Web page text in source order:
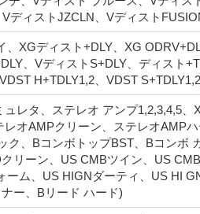
ディストJZCLN、Vディスト
XGディスト+DLY、XG
、VディストS+DLY、ディスト
H+TDLY1,2、VDST
レタ、ステレオ アンプ1,2,3,4,5
オAMPクリーン、ステレオAMP
ク、BコンボトップBST、Bコンボ
リーン、US CMBツイン、US
ム、US HIGNダーティ、US HI
ー、Bリード ハード)